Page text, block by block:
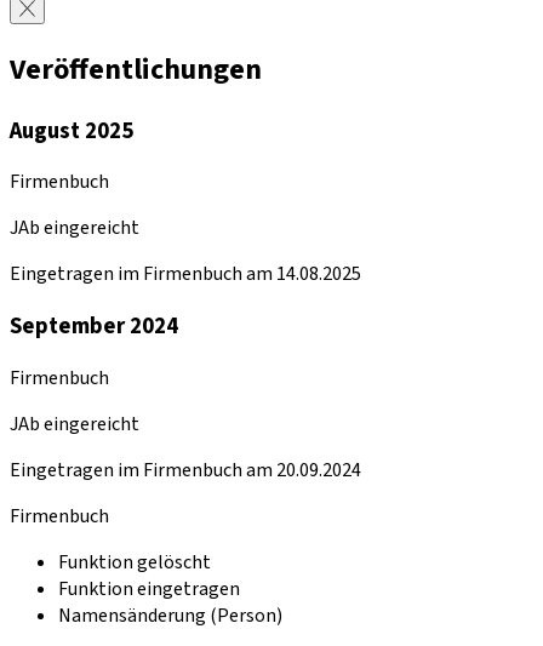
Veröffentlichungen
August 2025
Firmenbuch
JAb eingereicht
Eingetragen im Firmenbuch am 14.08.2025
September 2024
Firmenbuch
JAb eingereicht
Eingetragen im Firmenbuch am 20.09.2024
Firmenbuch
Funktion gelöscht
Funktion eingetragen
Namensänderung (Person)